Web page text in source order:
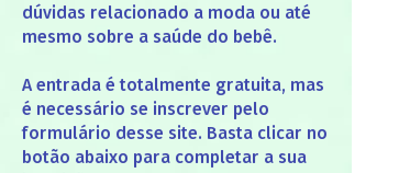
dúvidas relacionado a moda ou até
mesmo sobre a saúde do bebê.
A entrada é totalmente gratuita, mas
é necessário se inscrever pelo
formulário desse site. Basta clicar no
botão abaixo para completar a sua